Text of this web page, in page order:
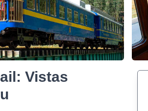
Vistas